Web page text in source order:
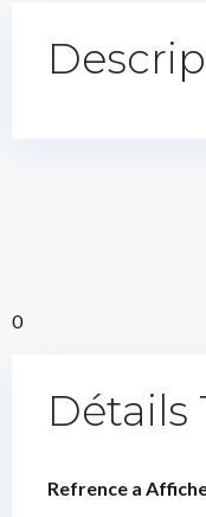
0
Détails
Refrence a